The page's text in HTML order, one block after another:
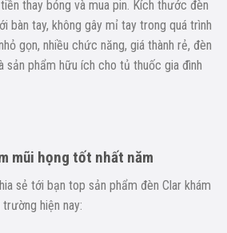
thay bóng và mua pin. Kích thước đèn
bàn tay, không gây mỉ tay trong quá trình
gọn, nhiều chức năng, giá thành rẻ, đèn
sản phẩm hữu ích cho tủ thuốc gia đình
mũi họng tốt nhất năm
sẻ tới bạn top sản phẩm đèn Clar khám
hiện nay: